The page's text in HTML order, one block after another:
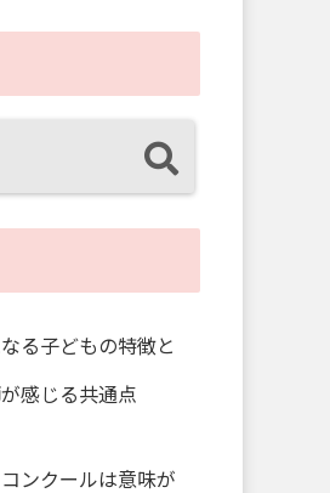
る子どもの特徴と
感じる共通点
ンクールは意味が